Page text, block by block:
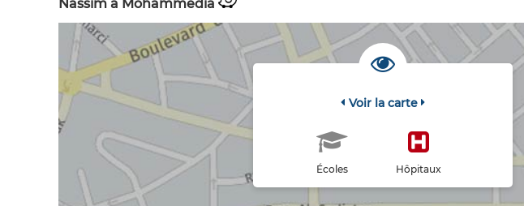
Nassim à Mohammedia
Voir la carte
Écoles Hôpitaux